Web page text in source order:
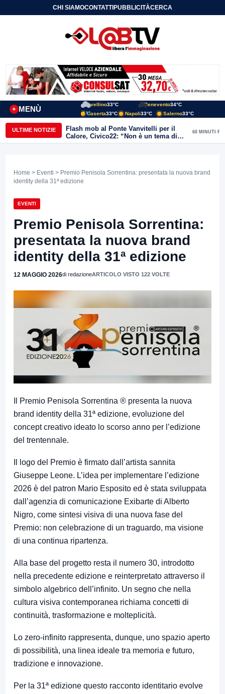
CHI SIAMOCONTATTIPUBBLICITÀCERCA
MENÙ
+
Avellino33°C Benevento34°C
Caserta33°C Napoli33°C Salerno33°C
ULTIME NOTIZIE
Flash mob al Ponte Vanvitelli per il
Calore, Civico22: “Non è un tema di
quartiere, riguarda tutta Benevento”
60 MINUTI FA
Home > Eventi > Premio Penisola Sorrentina: presentata la nuova brand
identity della 31ª edizione
EVENTI
Premio Penisola Sorrentina:
presentata la nuova brand
identity della 31ª edizione
12 MAGGIO 2026di redazioneARTICOLO VISTO 122 VOLTE
Il Premio Penisola Sorrentina ® presenta la nuova
brand identity della 31ª edizione, evoluzione del
concept creativo ideato lo scorso anno per l’edizione
del trentennale.
Il logo del Premio è firmato dall’artista sannita
Giuseppe Leone. L’idea per implementare l’edizione
2026 è del patron Mario Esposito ed è stata sviluppata
dall’agenzia di comunicazione Exibarte di Alberto
Nigro, come sintesi visiva di una nuova fase del
Premio: non celebrazione di un traguardo, ma visione
di una continua ripartenza.
Alla base del progetto resta il numero 30, introdotto
nella precedente edizione e reinterpretato attraverso il
simbolo algebrico dell’infinito. Un segno che nella
cultura visiva contemporanea richiama concetti di
continuità, trasformazione e molteplicità.
Lo zero-infinito rappresenta, dunque, uno spazio aperto
di possibilità, una linea ideale tra memoria e futuro,
tradizione e innovazione.
Per la 31ª edizione questo racconto identitario evolve